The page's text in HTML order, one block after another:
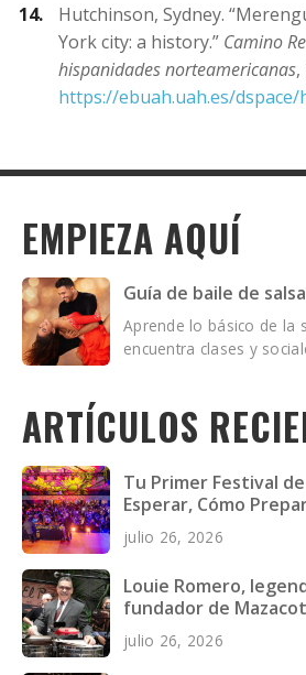
Hutchinson, Sydney.
York city: a history.” Camino
hispanidades norteamericanas,
https://ebuah.uah.es/dspace/
EMPIEZA AQUÍ
Guía de baile de salsa
Aprende lo básico de la
encuentra clases y
ARTÍCULOS
Tu Primer Festival
Esperar, Cómo
julio 26, 2026
Louie Romero,
fundador de
julio 26, 2026